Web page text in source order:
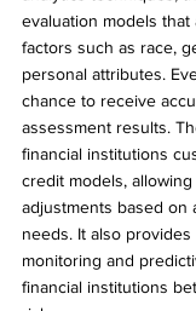
evaluation models
factors such as race,
personal attributes.
chance to receive
assessment results.
financial institutions
credit models,
adjustments based on
needs. It also
monitoring and
financial institutions